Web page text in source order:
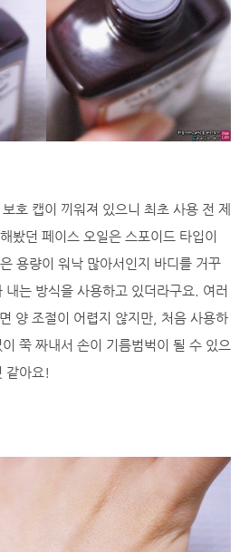
호 캡이 끼워져 있으니 최초 사용 전 제
봤던 페이스 오일은 스포이드 타입이
용량이 워낙 많아서인지 바디를 거꾸
내는 방식을 사용하고 있더라구요. 여러
양 조절이 어렵지 않지만, 처음 사용하
쭉 짜내서 손이 기름범벅이 될 수 있으
같아요!